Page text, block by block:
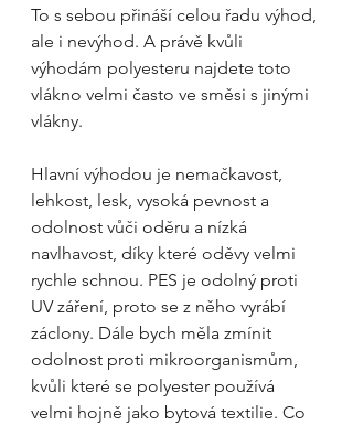
To s sebou přináší celou řadu výhod,
ale i nevýhod. A právě kvůli
výhodám polyesteru najdete toto
vlákno velmi často ve směsi s jinými
vlákny.
Hlavní výhodou je nemačkavost,
lehkost, lesk, vysoká pevnost a
odolnost vůči oděru a nízká
navlhavost, díky které oděvy velmi
rychle schnou. PES je odolný proti
UV záření, proto se z něho vyrábí
záclony. Dále bych měla zmínit
odolnost proti mikroorganismům,
kvůli které se polyester používá
velmi hojně jako bytová textilie. Co